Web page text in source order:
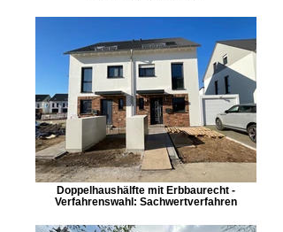
Doppelhaushälfte mit Erbbaurecht -
Verfahrenswahl: Sachwertverfahren